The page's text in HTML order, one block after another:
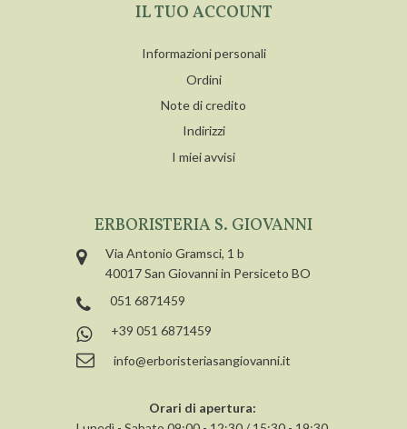
IL TUO ACCOUNT
Informazioni personali
Ordini
Note di credito
Indirizzi
I miei avvisi
ERBORISTERIA S. GIOVANNI
Via Antonio Gramsci, 1 b
40017 San Giovanni in Persiceto BO
051 6871459
+39 051 6871459
info@erboristeriasangiovanni.it
Orari di apertura: